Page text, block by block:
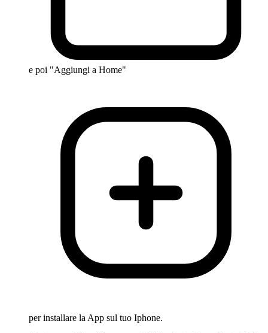
e poi "Aggiungi a Home"
per installare la App sul tuo Iphone.